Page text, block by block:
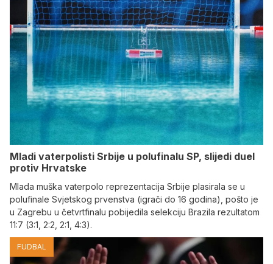
Mladi vaterpolisti Srbije u polufinalu SP, slijedi duel
protiv Hrvatske
Mlada muška vaterpolo reprezentacija Srbije plasirala se u
polufinale Svjetskog prvenstva (igrači do 16 godina), pošto je
u Zagrebu u četvrtfinalu pobijedila selekciju Brazila rezultatom
11:7 (3:1, 2:2, 2:1, 4:3).
FUDBAL